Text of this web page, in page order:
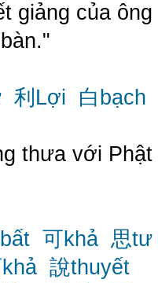
giảng của ông
利Lợi
白bạch
thưa với Phật
可khả 思tư
說thuyết